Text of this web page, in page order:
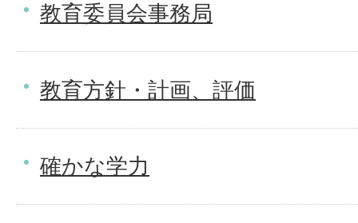
教育委員会事務局
教育方針・計画、評価
確かな学力